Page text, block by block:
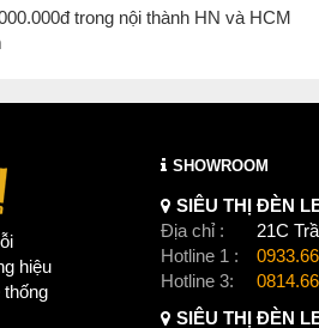
trong nội thành HN và HCM
hiệu
thống
SHOWROOM
SIÊU THỊ ĐÈN
Địa chỉ :
21C
Hotline 1 :
Hotline 3:
SIÊU THỊ ĐÈN